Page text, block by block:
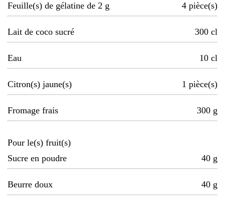
Feuille(s) de gélatine de 2 g
4 pièce(s)
Lait de coco sucré 300 cl
Eau 10 cl
Citron(s) jaune(s) 1 pièce(s)
Fromage frais 300 g
Pour le(s) fruit(s)
Sucre en poudre
40 g
Beurre doux 40 g